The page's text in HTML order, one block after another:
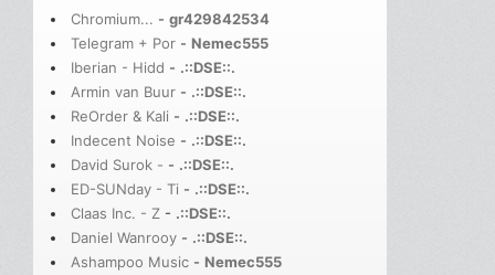
Chromium... - gr429842534
Telegram + Por - Nemec555
Iberian - Hidd - .::DSE::.
Armin van Buur - .::DSE::.
ReOrder & Kali - .::DSE::.
Indecent Noise - .::DSE::.
David Surok - - .::DSE::.
ED-SUNday - Ti - .::DSE::.
Claas Inc. - Z - .::DSE::.
Daniel Wanrooy - .::DSE::.
Ashampoo Music - Nemec555